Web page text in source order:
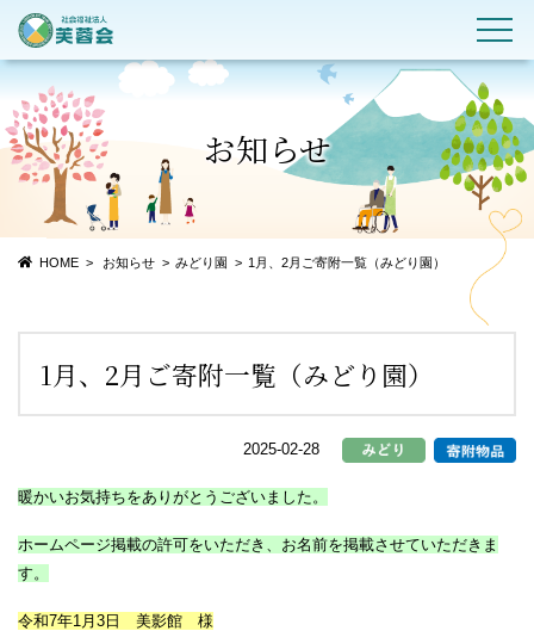
お知らせ
HOME お知らせ みどり園 1月、2月ご寄附一覧（みどり園）
1月、2月ご寄附一覧（みどり園）
2025-02-28
暖かいお気持ちをありがとうございました。
ホームページ掲載の許可をいただき、お名前を掲載させていただきま
す。
令和7年1月3日 美影館 様